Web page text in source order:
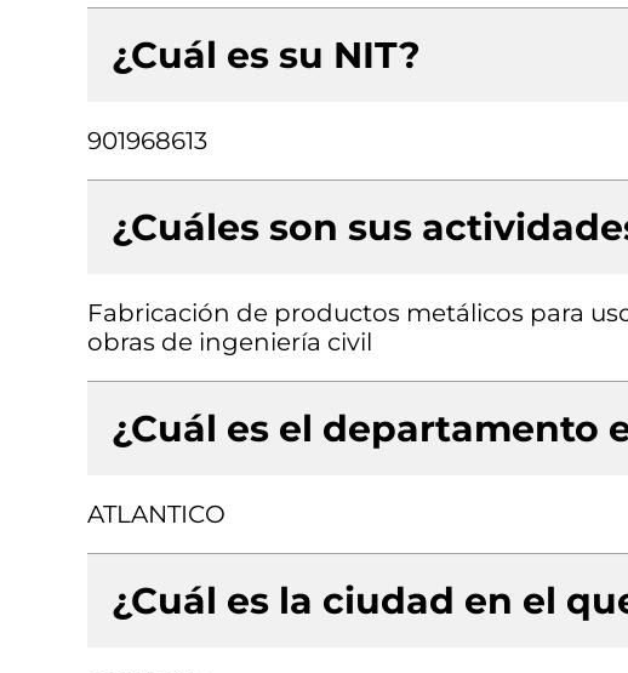
¿Cuál es su NIT?
901968613
¿Cuáles son sus
Fabricación de productos metálicos para
obras de ingeniería civil
¿Cuál es el departamento
ATLANTICO
¿Cuál es la ciudad en el